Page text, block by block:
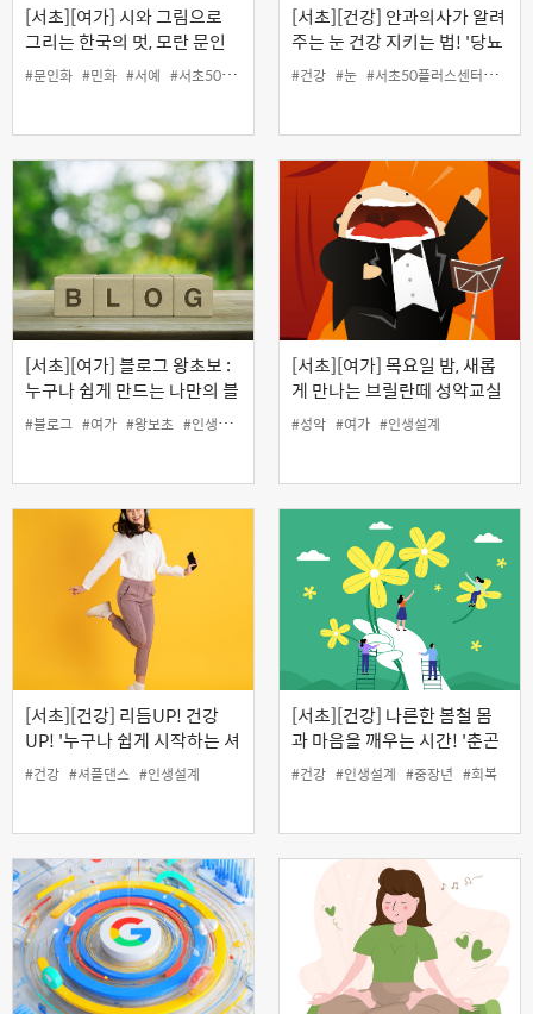
[서초][여가] 시와 그림으로
그리는 한국의 멋, 모란 문인
화 기초
#문인화 #민화 #서예 #서초50플러스센터 #여가 #인생설계
[서초][건강] 안과의사가 알려
주는 눈 건강 지키는 법! '당뇨
와 눈 건강' (오프라인)
#건강 #눈 #서초50플러스센터 #안건
[서초][여가] 블로그 왕초보 :
누구나 쉽게 만드는 나만의 블
로그
#블로그 #여가 #왕보초 #인생설계
[서초][여가] 목요일 밤, 새롭
게 만나는 브릴란떼 성악교실
#성악 #여가 #인생설계
[서초][건강] 리듬UP! 건강
UP! '누구나 쉽게 시작하는 셔
플댄스' (5월)
#건강 #셔플댄스 #인생설계
[서초][건강] 나른한 봄철 몸
과 마음을 깨우는 시간! '춘곤
증 대신 회복탄력성 깨우기'
(온라인)
#건강 #인생설계 #중장년 #회복